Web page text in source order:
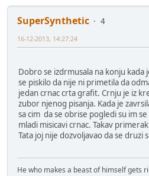
SuperSynthetic
4
16-12-2013, 14:27:24
Dobro se izdrmusala na konju kada
se piskilo da nije ni primetila da
jedan crnac crta grafit. Crnju je iz
zubor njenog pisanja. Kada je
sa cim da se obrise pogledi su im
mladi misicavi crnac. Takav
Tata joj nije dozvoljavao da se druzi
He who makes a beast of himself gets